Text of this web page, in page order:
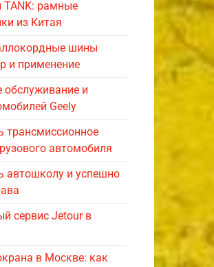
рамные
из Китая
шины
и применение
обслуживание и
Geely
трансмиссионное
автомобиля
автошколу и успешно
сервис Jetour в
в Москве: как